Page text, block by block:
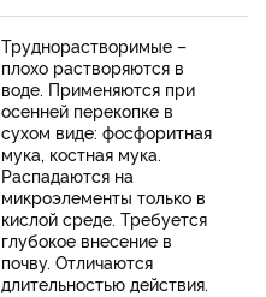
Труднорастворимые –
плохо растворяются в
воде. Применяются при
осенней перекопке в
сухом виде: фосфоритная
мука, костная мука.
Распадаются на
микроэлементы только в
кислой среде. Требуется
глубокое внесение в
почву. Отличаются
длительностью действия.